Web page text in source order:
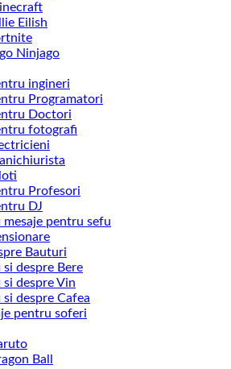
Eilish
Ninjago
ingineri
Programatori
Doctori
fotografi
Profesori
DJ
mesaje pentru sefu
Bauturi
despre Bere
despre Vin
despre Cafea
pentru soferi
Ball